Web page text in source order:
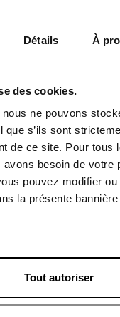
Détails À
des cookies.
nous ne pouvons
que s’ils sont
de ce site. Pour tous
besoin de votre
pouvez modifier
la présente
Tout autoriser
inzake